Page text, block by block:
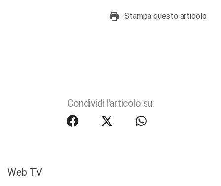
Stampa questo articolo
Condividi l'articolo su:
Web TV